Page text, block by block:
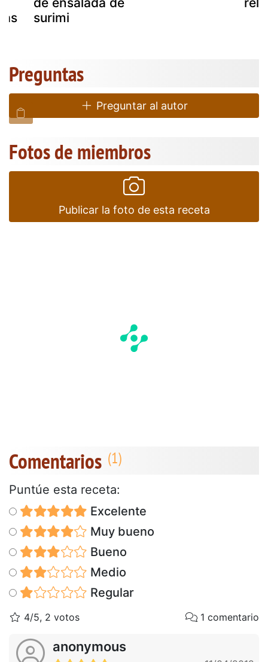
surimi
Preguntas
Preguntar al autor
Fotos de miembros
Publicar la foto de esta receta
Comentarios
Puntúe esta receta:
Excelente
Muy bueno
Bueno
Medio
Regular
4/5, 2 votos 1 comentario
anonymous